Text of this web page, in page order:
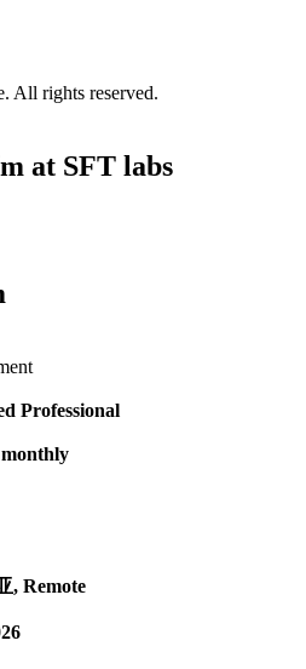
All rights reserved.
at SFT labs
Professional
monthly
, Remote